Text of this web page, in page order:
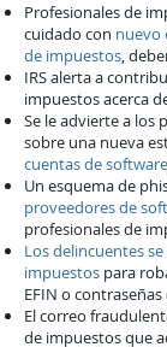
Profesionales de
cuidado con nuevo
de impuestos,
IRS alerta a
impuestos acerca
Se le advierte a los
sobre una nueva
cuentas de
Un esquema de
proveedores de
profesionales de
Los delincuentes
impuestos para
EFIN o
El correo
de impuestos que